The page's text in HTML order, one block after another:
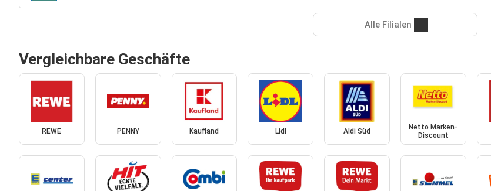
Alle Filialen
Vergleichbare Geschäfte
REWE PENNY Kaufland Lidl Aldi Süd
Netto Marken-
Discount